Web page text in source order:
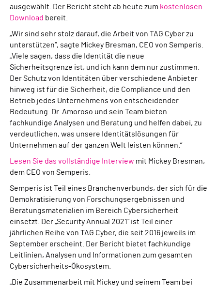
ausgewählt. Der Bericht steht ab heute zum kostenlosen
Download bereit.
„Wir sind sehr stolz darauf, die Arbeit von TAG Cyber zu
unterstützen“, sagte Mickey Bresman, CEO von Semperis.
„Viele sagen, dass die Identität die neue
Sicherheitsgrenze ist, und ich kann dem nur zustimmen.
Der Schutz von Identitäten über verschiedene Anbieter
hinweg ist für die Sicherheit, die Compliance und den
Betrieb jedes Unternehmens von entscheidender
Bedeutung. Dr. Amoroso und sein Team bieten
fachkundige Analysen und Beratung und helfen dabei, zu
verdeutlichen, was unsere Identitätslösungen für
Unternehmen auf der ganzen Welt leisten können.“
Lesen Sie das vollständige Interview mit Mickey Bresman,
dem CEO von Semperis.
Semperis ist Teil eines Branchenverbunds, der sich für die
Demokratisierung von Forschungsergebnissen und
Beratungsmaterialien im Bereich Cybersicherheit
einsetzt. Der „Security Annual 2021“ ist Teil einer
jährlichen Reihe von TAG Cyber, die seit 2016 jeweils im
September erscheint. Der Bericht bietet fachkundige
Leitlinien, Analysen und Informationen zum gesamten
Cybersicherheits-Ökosystem.
„Die Zusammenarbeit mit Mickey und seinem Team bei